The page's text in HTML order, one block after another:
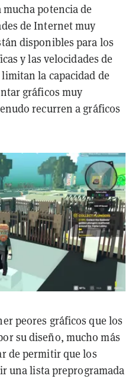
potencia de
de Internet muy
disponibles para los
y las velocidades de
la capacidad de
gráficos muy
recurren a gráficos
peores gráficos que los
su diseño, mucho más
de permitir que los
una lista preprogramada